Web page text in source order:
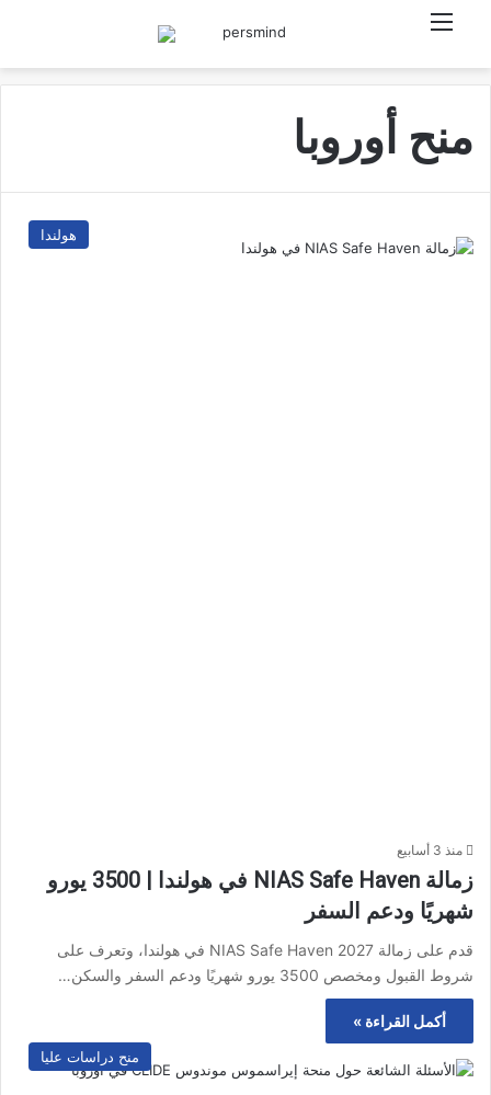
منح أوروبا
هولندا
منذ 3 أسابيع
زمالة NIAS Safe Haven في هولندا | 3500 يورو
شهريًا ودعم السفر
قدم على زمالة NIAS Safe Haven 2027 في هولندا، وتعرف على
شروط القبول ومخصص 3500 يورو شهريًا ودعم السفر والسكن…
أكمل القراءة »
منح دراسات عليا